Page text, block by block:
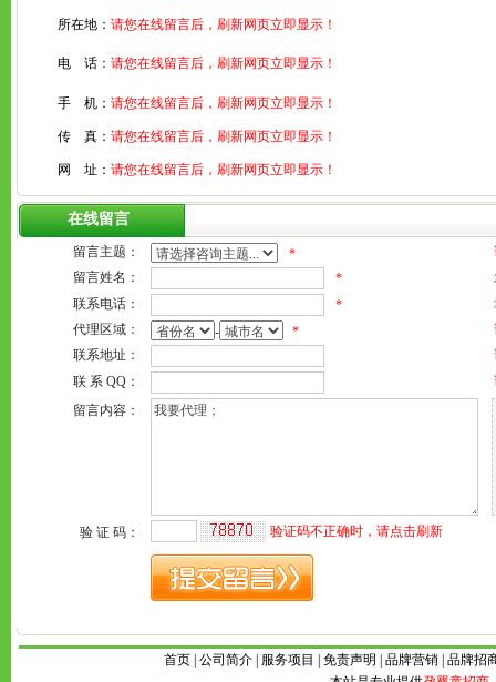
所在地： 请您在线留言后，刷新网页立即显示！
电 话： 请您在线留言后，刷新网页立即显示！
手 机： 请您在线留言后，刷新网页立即显示！
传 真： 请您在线留言后，刷新网页立即显示！
网 址： 请您在线留言后，刷新网页立即显示！
在线留言
首页 公司简介 服务项目 免责声明 品牌营销 品牌招